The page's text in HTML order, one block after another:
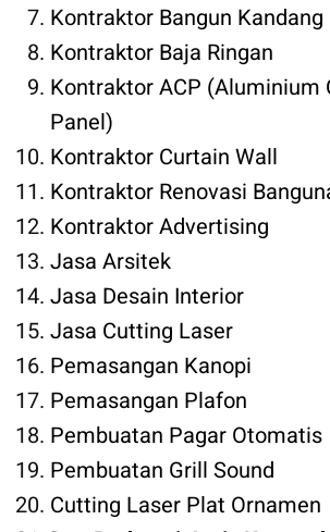
Kontraktor Bangun Kandang
Kontraktor Baja Ringan
Kontraktor ACP (Aluminium
Panel)
Kontraktor Curtain Wall
Kontraktor Renovasi
Kontraktor Advertising
Jasa Arsitek
Jasa Desain Interior
Jasa Cutting Laser
Pemasangan Kanopi
Pemasangan Plafon
Pembuatan Pagar Otomatis
Pembuatan Grill Sound
Cutting Laser Plat Ornamen